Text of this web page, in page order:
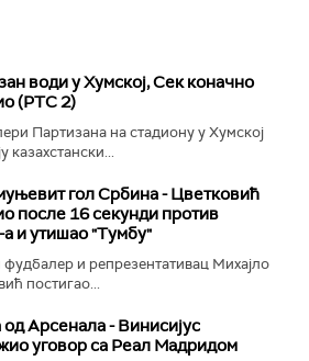
води у Хумској, Сек коначно
(РТС 2)
Партизана на стадиону у Хумској
казахстански...
гол Србина - Цветковић
после 16 секунди против
и утишао "Тумбу"
и репрезентативац Михајло
постигао...
Арсенала - Винисијус
уговор са Реал Мадридом